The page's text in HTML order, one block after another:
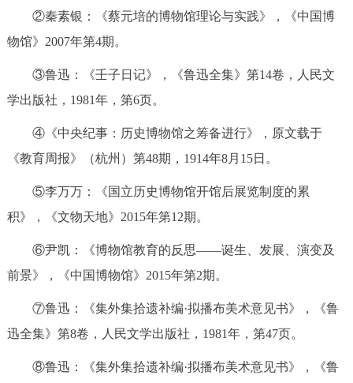
②秦素银：《蔡元培的博物馆理论与实践》，《中国博
物馆》2007年第4期。
③鲁迅：《壬子日记》，《鲁迅全集》第14卷，人民文
学出版社，1981年，第6页。
④《中央纪事：历史博物馆之筹备进行》，原文载于
《教育周报》（杭州）第48期，1914年8月15日。
⑤李万万：《国立历史博物馆开馆后展览制度的累
积》，《文物天地》2015年第12期。
⑥尹凯：《博物馆教育的反思——诞生、发展、演变及
前景》，《中国博物馆》2015年第2期。
⑦鲁迅：《集外集拾遗补编·拟播布美术意见书》，《鲁
迅全集》第8卷，人民文学出版社，1981年，第47页。
⑧鲁迅：《集外集拾遗补编·拟播布美术意见书》，《鲁